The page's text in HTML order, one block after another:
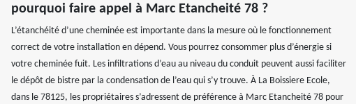
pourquoi faire appel à Marc Etancheité 78 ?
L’étanchéité d’une cheminée est importante dans la mesure où le fonctionnement
correct de votre installation en dépend. Vous pourrez consommer plus d’énergie si
votre cheminée fuit. Les infiltrations d’eau au niveau du conduit peuvent aussi faciliter
le dépôt de bistre par la condensation de l’eau qui s’y trouve. À La Boissiere Ecole,
dans le 78125, les propriétaires s’adressent de préférence à Marc Etancheité 78 pour